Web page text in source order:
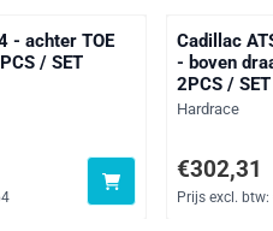
- achter TOE
/ SET
btw: 285,64
Cadillac
- boven
2PCS / SET
Merk:
Hardrace
Prijs:
€302,31
Prijs excl. btw: